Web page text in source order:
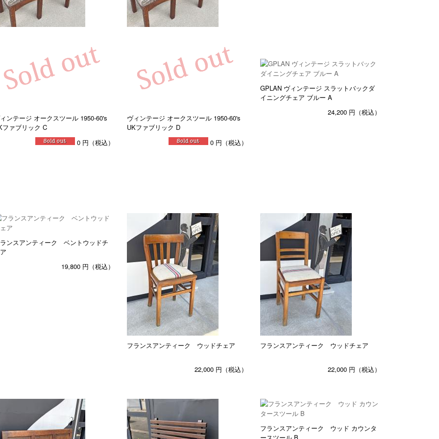
ンテージ オークスツール 1950-60's
ファブリック C
0 円（税込）
ヴィンテージ オークスツール 1950-60's
UKファブリック D
0 円（税込）
GPLAN ヴィンテージ スラットバックダ
イニングチェア ブルー A
24,200 円（税込）
ンスアンティーク ベントウッドチ
19,800 円（税込）
フランスアンティーク ウッドチェア
22,000 円（税込）
フランスアンティーク ウッドチェア
22,000 円（税込）
フランスアンティーク ウッド カウンタ